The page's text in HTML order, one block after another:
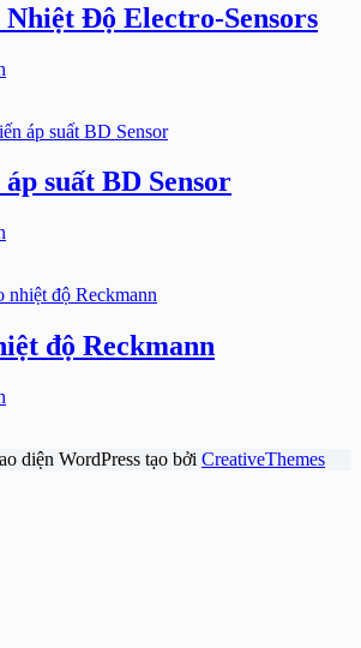
Nhiệt Độ Electro-Sensors
suất BD Sensor
độ Reckmann
diện WordPress tạo bởi CreativeThemes